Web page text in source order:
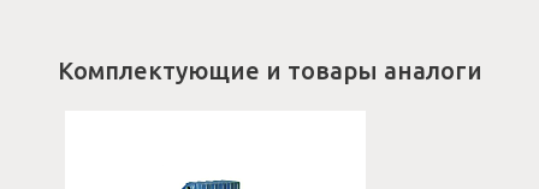
Комплектующие и товары аналоги